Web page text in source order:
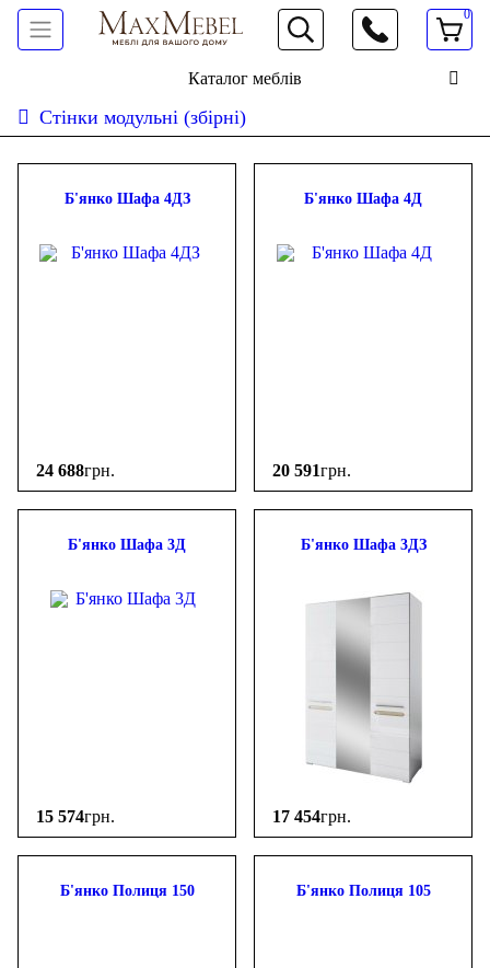
066 472 19 61
0
Каталог меблів
Стінки модульні (збірні)
ФІЛЬТР
-
Б'янко Шафа 4ДЗ
24 688грн.
Б'янко Шафа 4Д
20 591грн.
Б'янко Шафа 3Д
15 574грн.
Б'янко Шафа 3ДЗ
17 454грн.
Б'янко Полиця 150 Б'янко Полиця 105